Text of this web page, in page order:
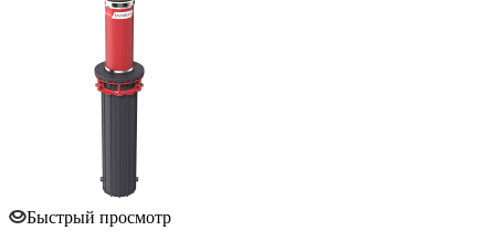
Быстрый просмотр